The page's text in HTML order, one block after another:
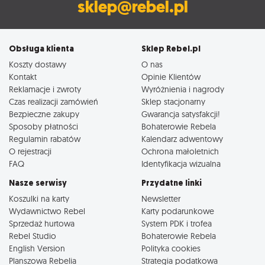
sklep@rebel.pl
Obsługa klienta
Koszty dostawy
Kontakt
Reklamacje i zwroty
Czas realizacji zamówień
Bezpieczne zakupy
Sposoby płatności
Regulamin rabatów
O rejestracji
FAQ
Sklep Rebel.pl
O nas
Opinie Klientów
Wyróżnienia i nagrody
Sklep stacjonarny
Gwarancja satysfakcji!
Bohaterowie Rebela
Kalendarz adwentowy
Ochrona małoletnich
Identyfikacja wizualna
Nasze serwisy
Koszulki na karty
Wydawnictwo Rebel
Sprzedaż hurtowa
Rebel Studio
English Version
Planszowa Rebelia
Przydatne linki
Newsletter
Karty podarunkowe
System PDK i trofea
Bohaterowie Rebela
Polityka cookies
Strategia podatkowa